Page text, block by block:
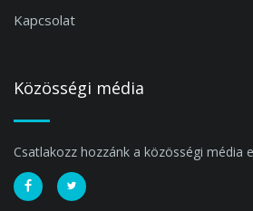
Kapcsolat
Közösségi média
Csatlakozz hozzánk a közösségi média